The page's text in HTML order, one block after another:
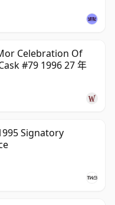
Celebration Of
#79 1996 27 年
Signatory